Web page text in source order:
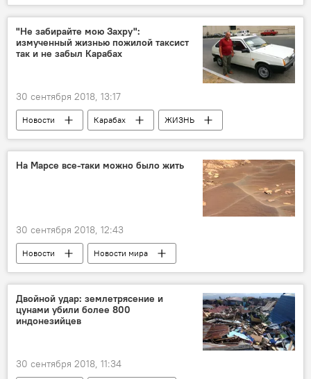
Понедельник
прогноз синоптики
"Не забирайте мою Захру":
измученный жизнью пожилой таксист
так и не забыл Карабах
30 сентября 2018, 13:17
Новости Карабах
ЖИЗНЬ
Азербайджан
Происшествия
На Марсе все-таки можно было жить
30 сентября 2018, 12:43
Новости Новости мира
Двойной удар: землетрясение и
цунами убили более 800
индонезийцев
30 сентября 2018, 11:34